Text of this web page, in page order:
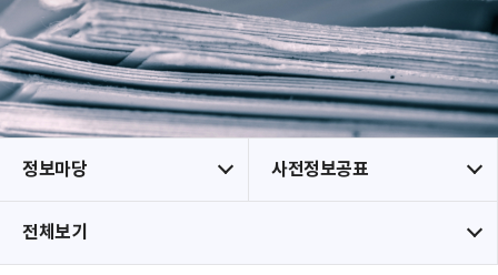
정보마당 사전정보공표
전체보기